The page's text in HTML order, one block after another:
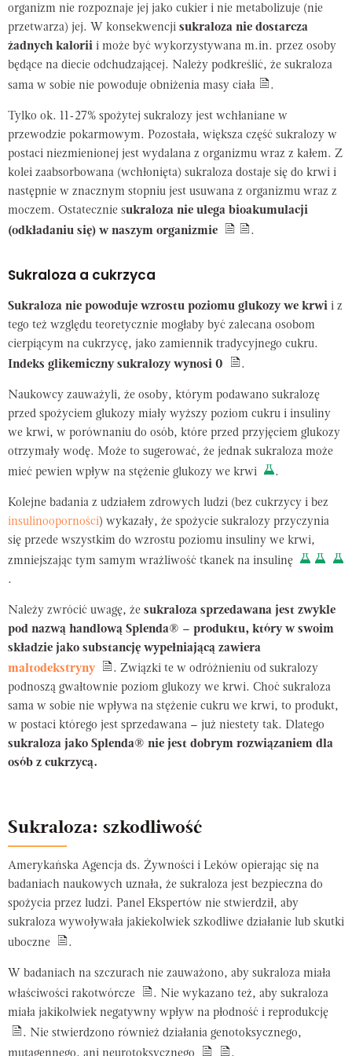
organizm nie rozpoznaje jej jako cukier i nie metabolizuje (nie
przetwarza) jej. W konsekwencji sukraloza nie dostarcza
żadnych kalorii i może być wykorzystywana m.in. przez osoby
będące na diecie odchudzającej. Należy podkreślić, że sukraloza
sama w sobie nie powoduje obniżenia masy ciała
.
Tylko ok. 11-27% spożytej sukralozy jest wchłaniane w
przewodzie pokarmowym. Pozostała, większa część sukralozy w
postaci niezmienionej jest wydalana z organizmu wraz z kałem. Z
kolei zaabsorbowana (wchłonięta) sukraloza dostaje się do krwi i
następnie w znacznym stopniu jest usuwana z organizmu wraz z
moczem. Ostatecznie sukraloza nie ulega bioakumulacji
(odkładaniu się) w naszym organizmie
.
Sukraloza a cukrzyca
Sukraloza nie powoduje wzrostu poziomu glukozy we krwi i z
tego też względu teoretycznie mogłaby być zalecana osobom
cierpiącym na cukrzycę, jako zamiennik tradycyjnego cukru.
Indeks glikemiczny sukralozy wynosi 0
.
Naukowcy zauważyli, że osoby, którym podawano sukralozę
przed spożyciem glukozy miały wyższy poziom cukru i insuliny
we krwi, w porównaniu do osób, które przed przyjęciem glukozy
otrzymały wodę. Może to sugerować, że jednak sukraloza może
mieć pewien wpływ na stężenie glukozy we krwi
.
Kolejne badania z udziałem zdrowych ludzi (bez cukrzycy i bez
insulinooporności) wykazały, że spożycie sukralozy przyczynia
się przede wszystkim do wzrostu poziomu insuliny we krwi,
zmniejszając tym samym wrażliwość tkanek na insulinę
.
Należy zwrócić uwagę, że sukraloza sprzedawana jest zwykle
pod nazwą handlową Splenda® – produktu, który w swoim
składzie jako substancję wypełniającą zawiera
maltodekstryny
. Związki te w odróżnieniu od sukralozy
podnoszą gwałtownie poziom glukozy we krwi. Choć sukraloza
sama w sobie nie wpływa na stężenie cukru we krwi, to produkt,
w postaci którego jest sprzedawana – już niestety tak. Dlatego
sukraloza jako Splenda® nie jest dobrym rozwiązaniem dla
osób z cukrzycą.
Sukraloza: szkodliwość
Amerykańska Agencja ds. Żywności i Leków opierając się na
badaniach naukowych uznała, że sukraloza jest bezpieczna do
spożycia przez ludzi. Panel Ekspertów nie stwierdził, aby
sukraloza wywoływała jakiekolwiek szkodliwe działanie lub skutki
uboczne
.
W badaniach na szczurach nie zauważono, aby sukraloza miała
właściwości rakotwórcze
. Nie wykazano też, aby sukraloza
miała jakikolwiek negatywny wpływ na płodność i reprodukcję
. Nie stwierdzono również działania genotoksycznego,